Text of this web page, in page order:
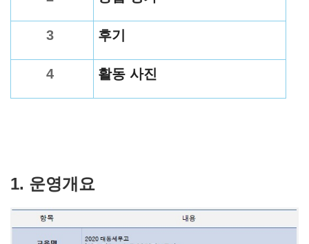
3 후기
4 활동 사진
1. 운영개요